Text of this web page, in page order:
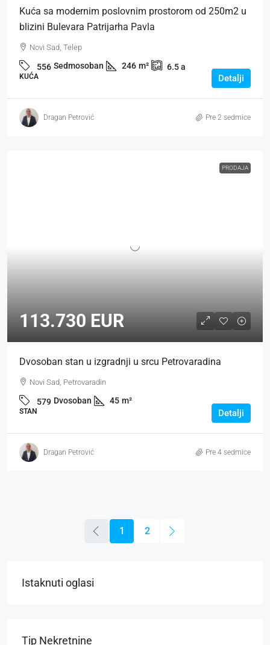
Kuća sa modernim poslovnim prostorom od 250m2 u
blizini Bulevara Patrijarha Pavla
Novi Sad, Telep
556 Sedmosoban 246 m² 6.5a
KUĆA Detalji
Dragan Petrović Pre 2 sedmice
PRODAJA
113.730 EUR
Dvosoban stan u izgradnji u srcu Petrovaradina
Novi Sad, Petrovaradin
579 Dvosoban 45 m²
STAN Detalji
Dragan Petrović Pre 4 sedmice
1 2
Istaknuti oglasi
Tip Nekretnine